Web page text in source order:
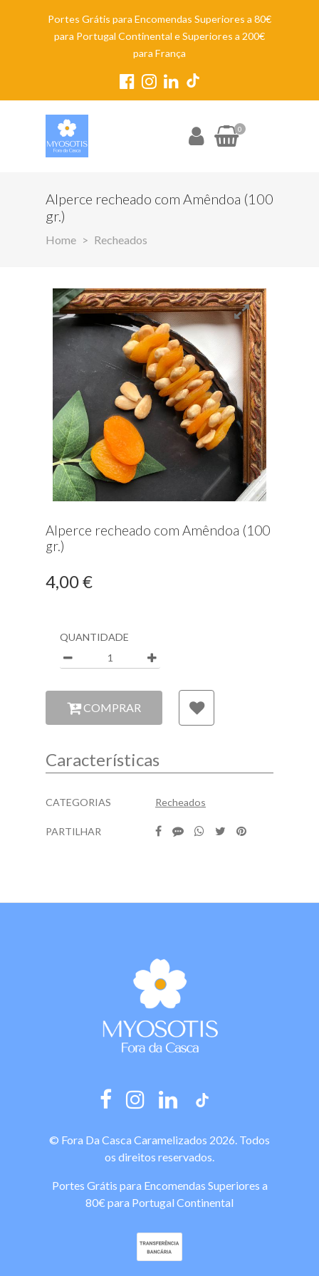
Portes Grátis para Encomendas Superiores a 80€
para Portugal Continental e Superiores a 200€
para França
0
Alperce recheado com Amêndoa (100
gr.)
Home Recheados
Alperce recheado com Amêndoa (100
gr.)
4,00 €
Quantidade
QUANTIDADE
COMPRAR
Características
Características
CATEGORIAS Recheados
PARTILHAR
© Fora Da Casca Caramelizados 2026. Todos
os direitos reservados.
Portes Grátis para Encomendas Superiores a
80€ para Portugal Continental